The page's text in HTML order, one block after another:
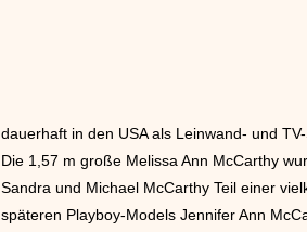
dauerhaft in den USA als Leinwand- und
Die 1,57 m große Melissa Ann McCarthy
Sandra und Michael McCarthy Teil einer
späteren Playboy-Models Jennifer Ann